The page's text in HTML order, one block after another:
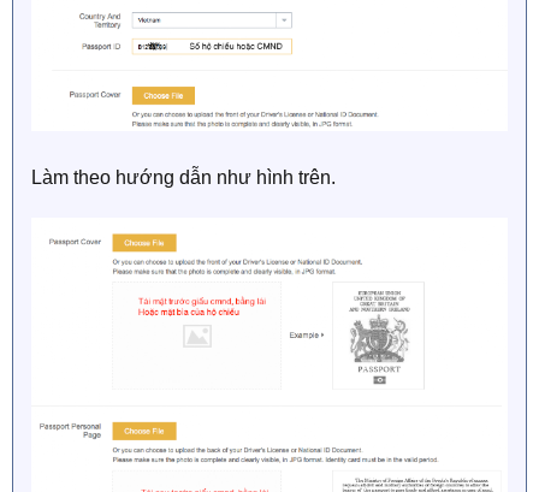
Làm theo hướng dẫn như hình trên.